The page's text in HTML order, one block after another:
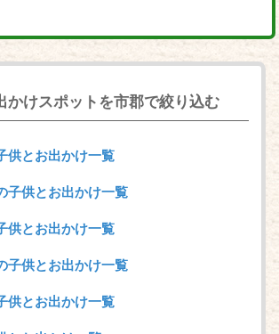
かけスポットを市郡で絞り込む
供とお出かけ一覧
子供とお出かけ一覧
供とお出かけ一覧
子供とお出かけ一覧
供とお出かけ一覧